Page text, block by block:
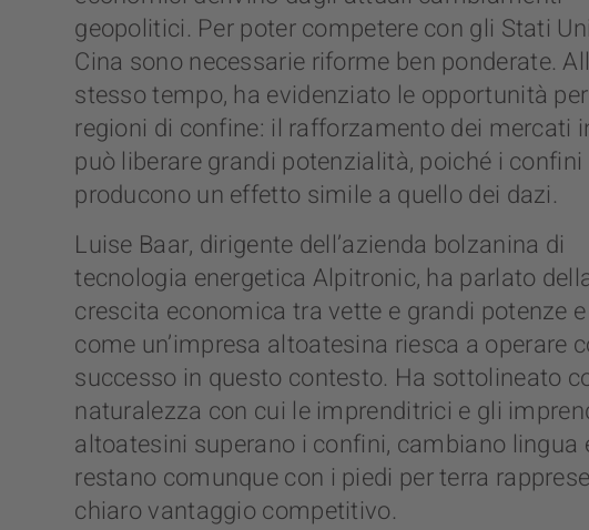
geopolitici. Per poter competere con gli Stati
Cina sono necessarie riforme ben ponderate.
stesso tempo, ha evidenziato le opportunità
regioni di confine: il rafforzamento dei mercati
può liberare grandi potenzialità, poiché i confini
producono un effetto simile a quello dei dazi.
Luise Baar, dirigente dell’azienda bolzanina di
tecnologia energetica Alpitronic, ha parlato
crescita economica tra vette e grandi potenze
come un’impresa altoatesina riesca a operare
successo in questo contesto. Ha sottolineato
naturalezza con cui le imprenditrici e gli
altoatesini superano i confini, cambiano lingua
restano comunque con i piedi per terra
chiaro vantaggio competitivo.